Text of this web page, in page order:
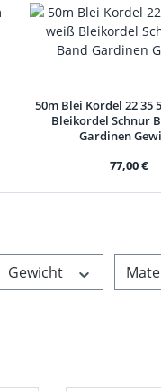
50m Blei Kordel 22 35
Bleikordel Schnur
Gardinen
77,00 €
Gewicht